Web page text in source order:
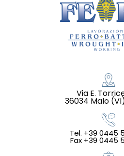
Via E.
36034 Malo
Tel. +39 0445
Fax +39 0445